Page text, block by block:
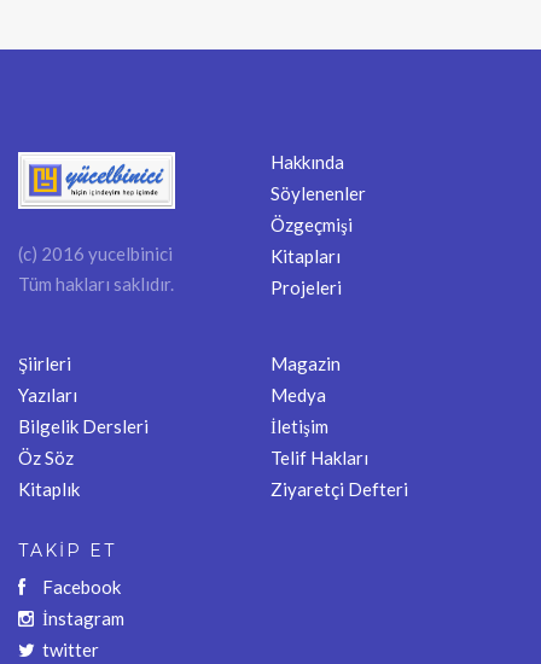
(c) 2016 yucelbinici
Tüm hakları saklıdır.
Hakkında
Söylenenler
Özgeçmişi
Kitapları
Projeleri
Şiirleri
Yazıları
Bilgelik Dersleri
Öz Söz
Kitaplık
Magazin
Medya
İletişim
Telif Hakları
Ziyaretçi Defteri
TAKİP ET
Facebook
İnstagram
twitter